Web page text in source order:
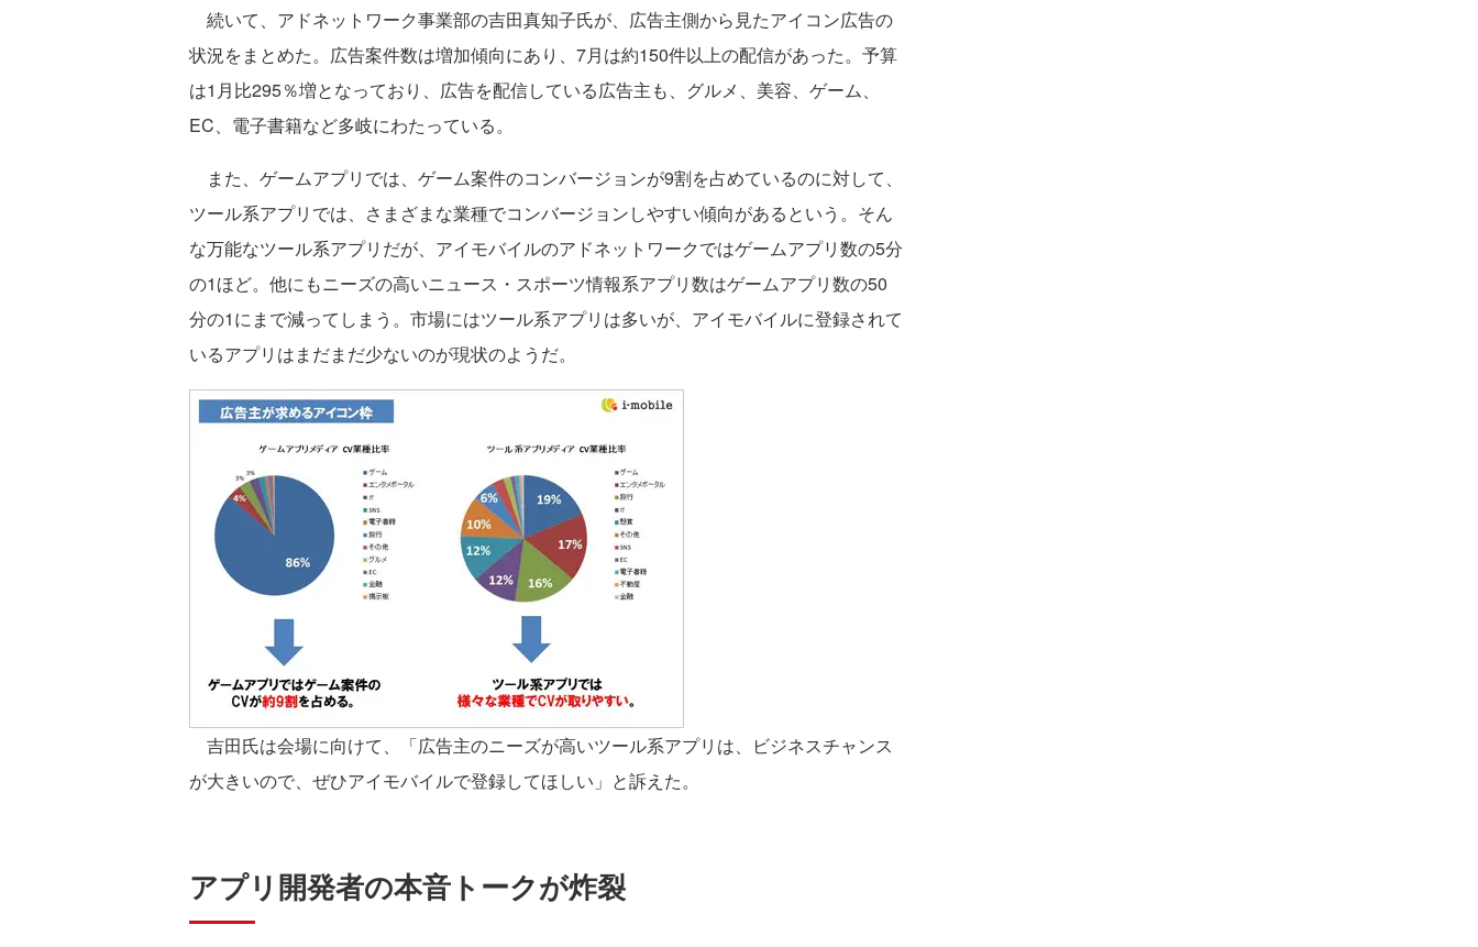
続いて、アドネットワーク事業部の吉田真知子氏が、広告主側から見たアイコン広告の
状況をまとめた。広告案件数は増加傾向にあり、7月は約150件以上の配信があった。予算
は1月比295％増となっており、広告を配信している広告主も、グルメ、美容、ゲーム、
EC、電子書籍など多岐にわたっている。
また、ゲームアプリでは、ゲーム案件のコンバージョンが9割を占めているのに対して、
ツール系アプリでは、さまざまな業種でコンバージョンしやすい傾向があるという。そん
な万能なツール系アプリだが、アイモバイルのアドネットワークではゲームアプリ数の5分
の1ほど。他にもニーズの高いニュース・スポーツ情報系アプリ数はゲームアプリ数の50
分の1にまで減ってしまう。市場にはツール系アプリは多いが、アイモバイルに登録されて
いるアプリはまだまだ少ないのが現状のようだ。
吉田氏は会場に向けて、「広告主のニーズが高いツール系アプリは、ビジネスチャンス
が大きいので、ぜひアイモバイルで登録してほしい」と訴えた。
アプリ開発者の本音トークが炸裂